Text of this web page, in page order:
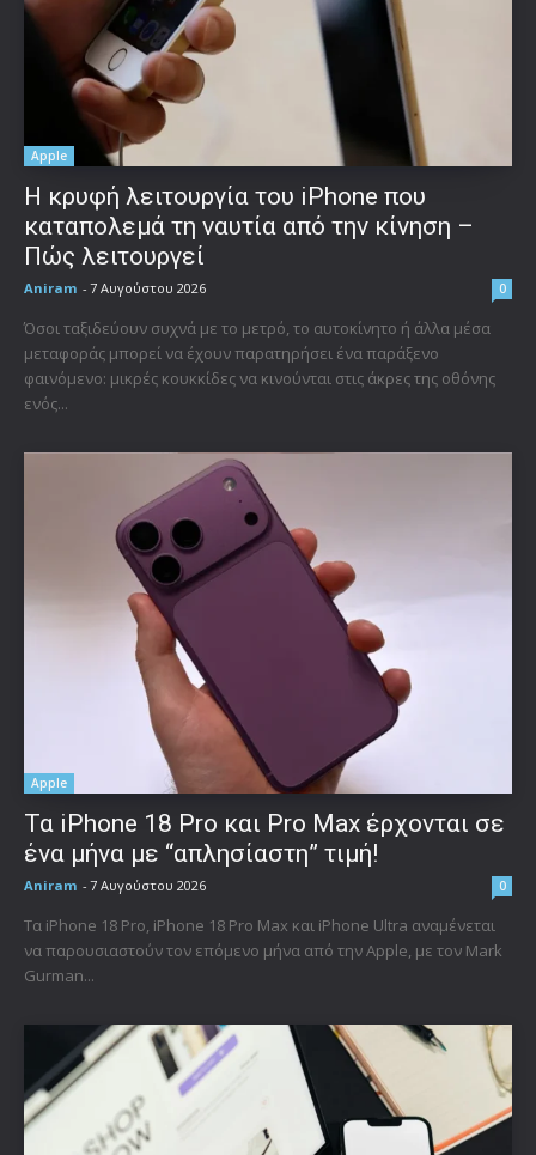
Apple
Η κρυφή λειτουργία του iPhone που
καταπολεμά τη ναυτία από την κίνηση –
Πώς λειτουργεί
Aniram - 7 Αυγούστου 2026 0
Όσοι ταξιδεύουν συχνά με το μετρό, το αυτοκίνητο ή άλλα μέσα
μεταφοράς μπορεί να έχουν παρατηρήσει ένα παράξενο
φαινόμενο: μικρές κουκκίδες να κινούνται στις άκρες της οθόνης
ενός...
Apple
Τα iPhone 18 Pro και Pro Max έρχονται σε
ένα μήνα με “απλησίαστη” τιμή!
Aniram - 7 Αυγούστου 2026 0
Τα iPhone 18 Pro, iPhone 18 Pro Max και iPhone Ultra αναμένεται
να παρουσιαστούν τον επόμενο μήνα από την Apple, με τον Mark
Gurman...